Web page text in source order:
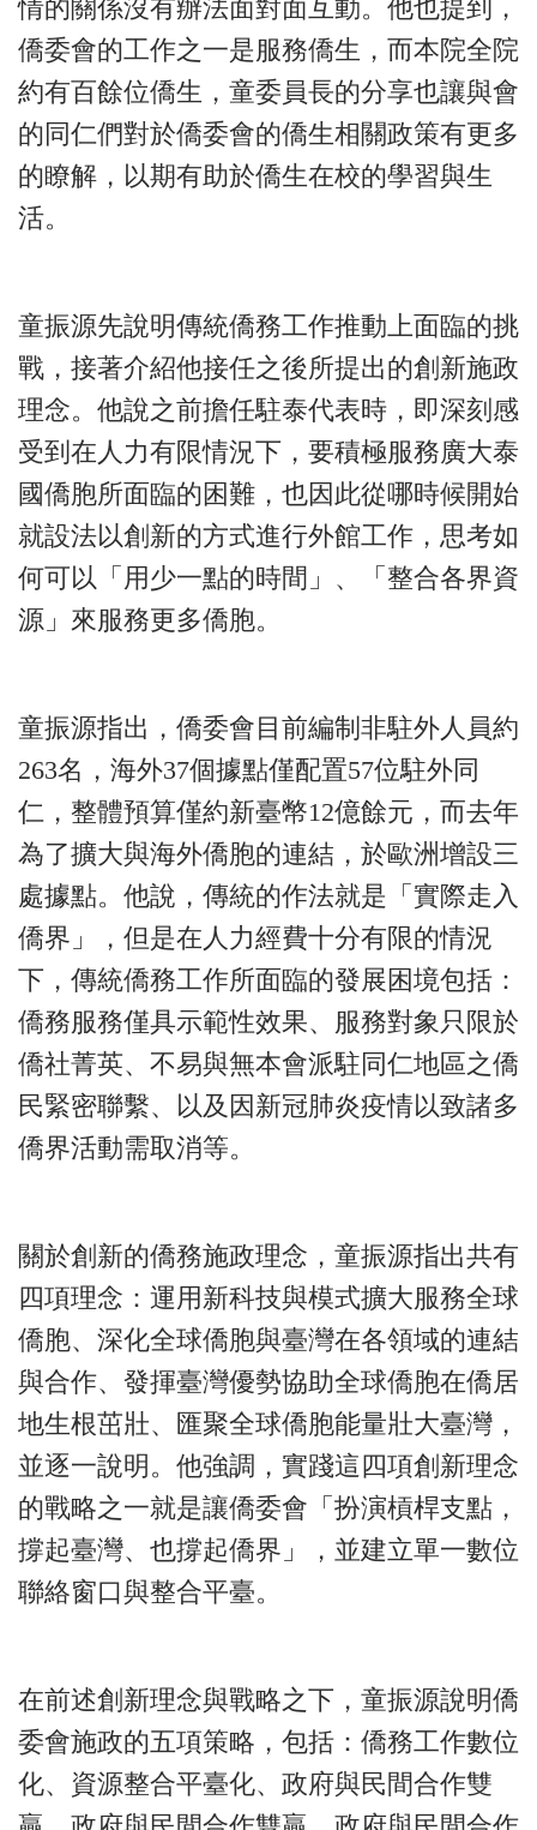
情的關係沒有辦法面對面互動。他也提到，
僑委會的工作之一是服務僑生，而本院全院
約有百餘位僑生，童委員長的分享也讓與會
的同仁們對於僑委會的僑生相關政策有更多
的瞭解，以期有助於僑生在校的學習與生
活。
童振源先說明傳統僑務工作推動上面臨的挑
戰，接著介紹他接任之後所提出的創新施政
理念。他說之前擔任駐泰代表時，即深刻感
受到在人力有限情況下，要積極服務廣大泰
國僑胞所面臨的困難，也因此從哪時候開始
就設法以創新的方式進行外館工作，思考如
何可以「用少一點的時間」、「整合各界資
源」來服務更多僑胞。
童振源指出，僑委會目前編制非駐外人員約
263名，海外37個據點僅配置57位駐外同
仁，整體預算僅約新臺幣12億餘元，而去年
為了擴大與海外僑胞的連結，於歐洲增設三
處據點。他說，傳統的作法就是「實際走入
僑界」，但是在人力經費十分有限的情況
下，傳統僑務工作所面臨的發展困境包括：
僑務服務僅具示範性效果、服務對象只限於
僑社菁英、不易與無本會派駐同仁地區之僑
民緊密聯繫、以及因新冠肺炎疫情以致諸多
僑界活動需取消等。
關於創新的僑務施政理念，童振源指出共有
四項理念：運用新科技與模式擴大服務全球
僑胞、深化全球僑胞與臺灣在各領域的連結
與合作、發揮臺灣優勢協助全球僑胞在僑居
地生根茁壯、匯聚全球僑胞能量壯大臺灣，
並逐一說明。他強調，實踐這四項創新理念
的戰略之一就是讓僑委會「扮演槓桿支點，
撐起臺灣、也撐起僑界」，並建立單一數位
聯絡窗口與整合平臺。
在前述創新理念與戰略之下，童振源說明僑
委會施政的五項策略，包括：僑務工作數位
化、資源整合平臺化、政府與民間合作雙